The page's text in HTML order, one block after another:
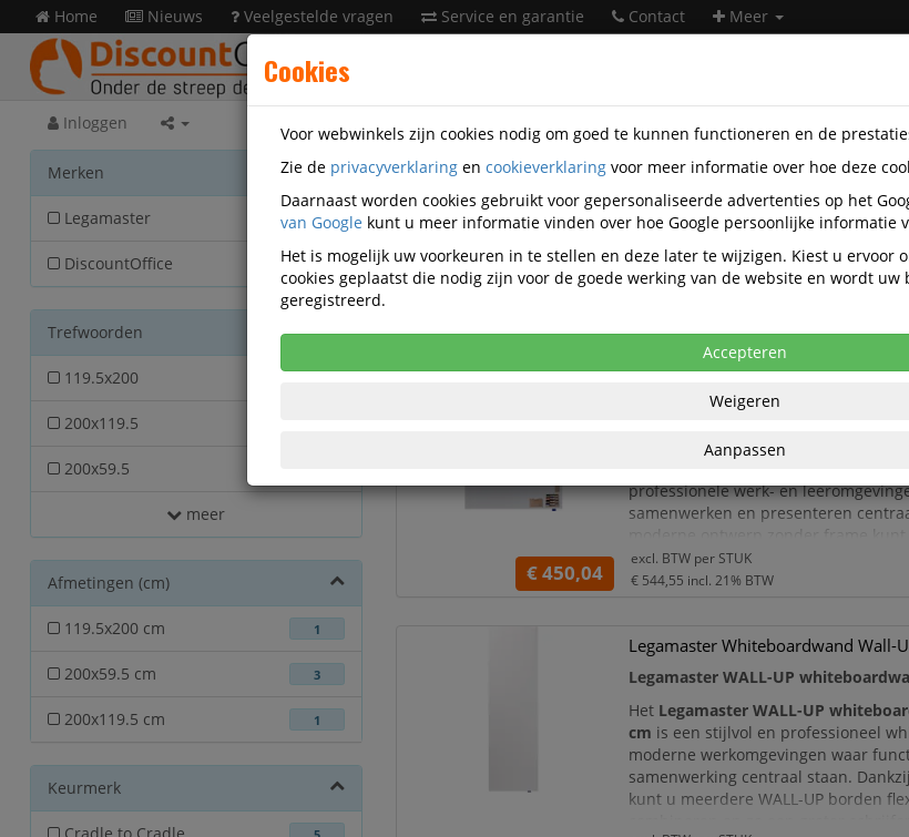
Home Nieuws Veelgestelde vragen Service en garantie Contact Meer
Inloggen
Merken
Legamaster 5
DiscountOffice 1
Trefwoorden
119.5x200
200x119.5
200x59.5
meer
Afmetingen (cm)
119.5x200 cm 1
200x59.5 cm 3
200x119.5 cm 1
Keurmerk
Presentatiemiddelen Magneetborden
Whiteboardwanden
Legamaster Whiteboardwand Wall-
Legamaster WALL-UP
Legamaster WALL-UP
professionele werk- en
samenwerken en presenteren
moderne ontwerp zonder frame kunt
panelen naadloos combineren en zo
schrijfoppervlak of complete
€ 450,04
excl. BTW per STUK
€ 544,55 incl. 21% BTW
Legamaster Whiteboardwand Wall-
Legamaster WALL-UP
Het Legamaster WALL-UP
cm is een stijlvol en professioneel
moderne werkomgevingen waar
samenwerking centraal staan.
kunt u meerdere WALL-UP borden
Cookies
Voor webwinkels zijn cookies nodig om goed te kunnen functioneren en de
Zie de privacyverklaring en cookieverklaring voor meer informatie over hoe deze
Daarnaast worden cookies gebruikt voor gepersonaliseerde advertenties op het
van Google kunt u meer informatie vinden over hoe Google persoonlijke informatie
Het is mogelijk uw voorkeuren in te stellen en deze later te wijzigen. Kiest u ervoor
cookies geplaatst die nodig zijn voor de goede werking van de website en wordt uw
geregistreerd.
Accepteren
Weigeren
Aanpassen